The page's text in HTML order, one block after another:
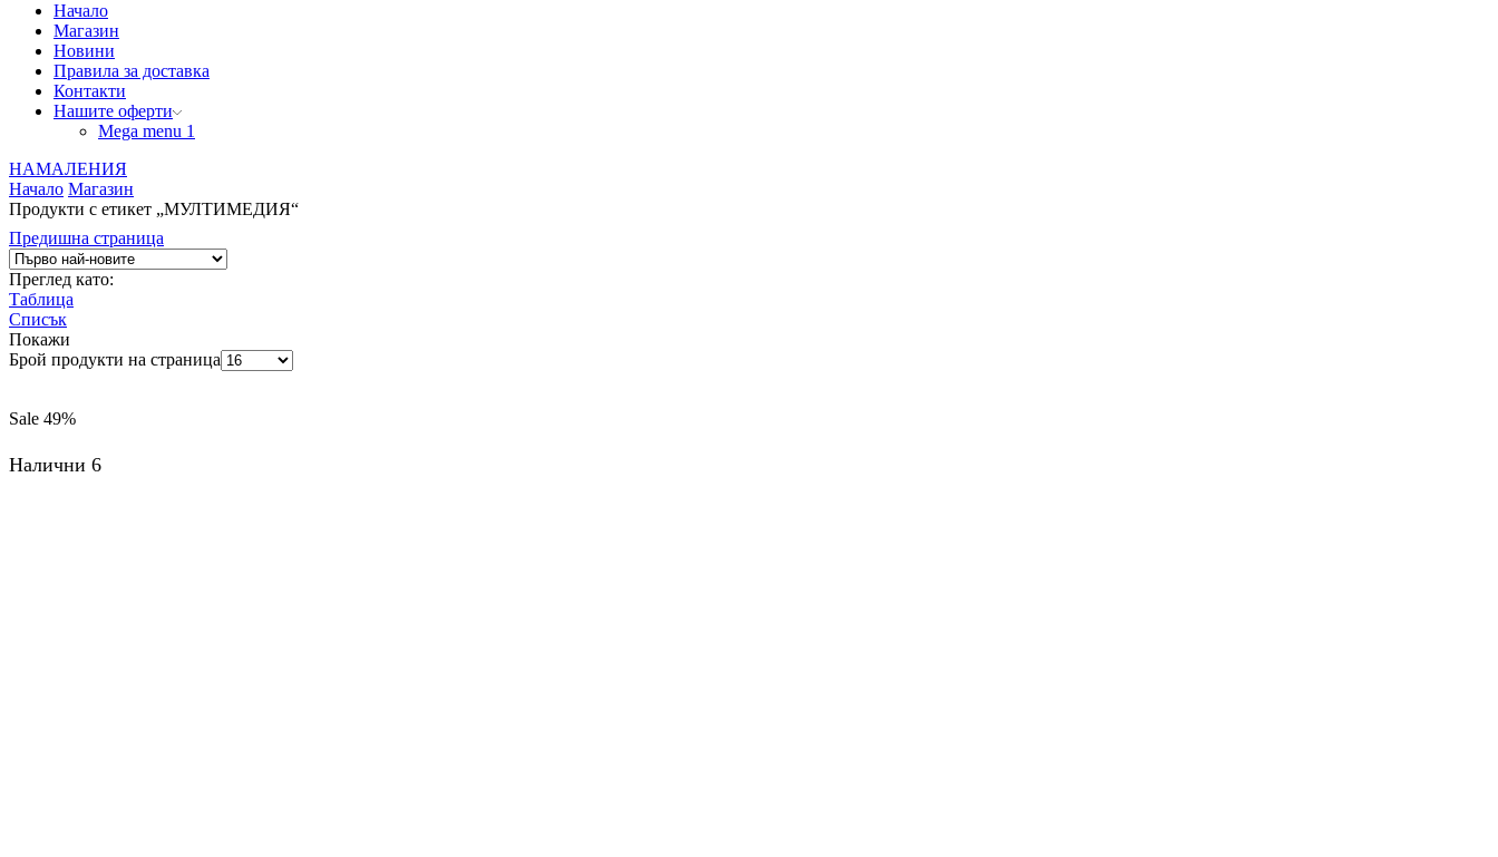
Начало
Магазин
Новини
Правила за доставка
Контакти
Нашите оферти
Mega menu 1
НАМАЛЕНИЯ
Начало Магазин
Продукти с етикет „МУЛТИМЕДИЯ“
Предишна страница
Преглед като:
Таблица
Списък
Покажи
Брой продукти на страница
Sale 49%
Налични 6